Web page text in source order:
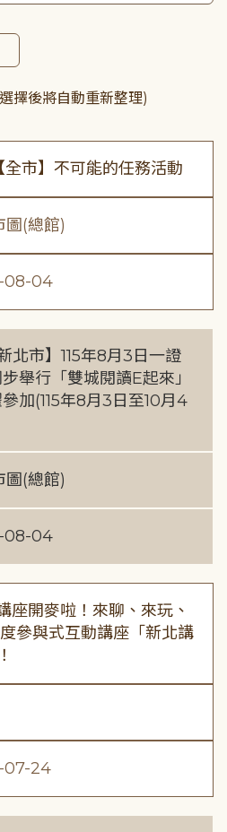
擇後將自動重新整理)
全市】不可能的任務活動
圖(總館)
08-04
北市】115年8月3日一證
舉行「雙城閱讀E起來」
加(115年8月3日至10月4
圖(總館)
08-04
座開麥啦！來聊、來玩、
參與式互動講座「新北講
07-24